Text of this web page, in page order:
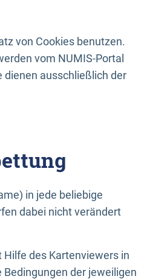
von Cookies benutzen.
vom NUMIS-Portal
dienen ausschließlich der
in jede beliebige
dabei nicht verändert
des Kartenviewers in
der jeweiligen